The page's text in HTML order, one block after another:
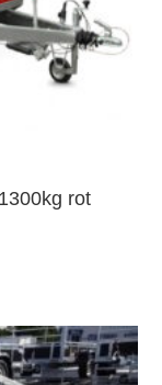
rot